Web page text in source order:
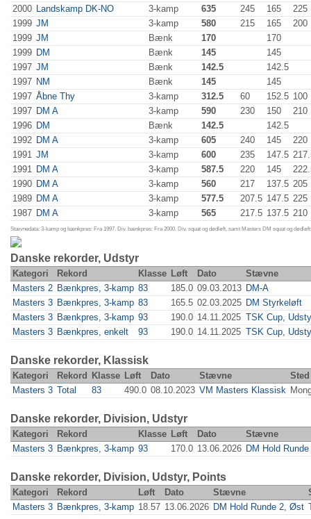
2000 Landskamp DK-NO 3-kamp 635 245 165
225
1999 JM 3-kamp 580 215 165
200
1999 JM Bænk 170
170
1999 DM Bænk 145
145
1997 JM Bænk 142.5
142.5
1997 NM Bænk 145
145
1997 Åbne Thy 3-kamp 312.5 60 152.5 100
1997 DM A 3-kamp 590 230 150
210
1996 DM Bænk 142.5
142.5
1992 DM A 3-kamp 605 240 145
220
1991 JM 3-kamp 600 235 147.5
1991 DM A 3-kamp 587.5 220 145
1990 DM A 3-kamp 560 217 137.5 205
1989 DM A 3-kamp 577.5 207.5 147.5 225
1987 DM A 3-kamp 565 217.5 137.5 210
Stævnedata: 3-kamp og bænkpres: Fra 1997. Div. bænkpres: Fra 2000. Div. squat og dødløft, samt Masters DM squat og
Danske rekorder, Udstyr
Kategori Rekord Klasse Løft Dato
Stævne
Masters 2 Bænkpres, 3-kamp 83 185.0 09.03.2013 DM-A
Masters 3 Bænkpres, 3-kamp 83 165.5 02.03.2025 DM Styrkeløft
Masters 3 Bænkpres, 3-kamp 93 190.0 14.11.2025 TSK Cup,
Masters 3 Bænkpres, enkelt 93 190.0 14.11.2025 TSK Cup,
Danske rekorder, Klassisk
Kategori Rekord Klasse Løft Dato Stævne
Sted
Masters 3 Total 83 490.0 08.10.2023 VM Masters Klassisk
Danske rekorder, Division, Udstyr
Kategori Rekord Klasse Løft Dato
Stævne
Masters 3 Bænkpres, 3-kamp 93 170.0 13.06.2026 DM Hold
Danske rekorder, Division, Udstyr, Points
Kategori Rekord Løft Dato Stævne
Masters 3 Bænkpres, 3-kamp 18.57 13.06.2026 DM Hold Runde 2, Øst